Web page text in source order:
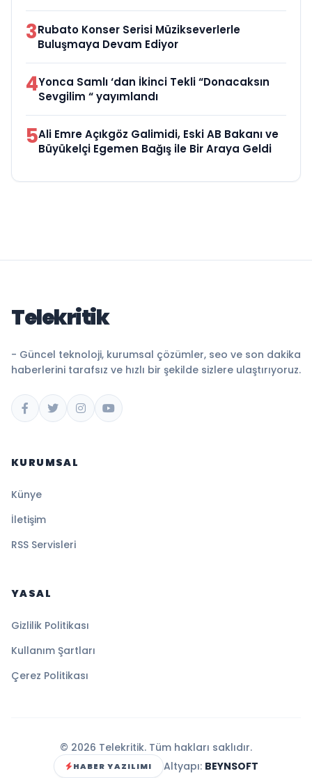
3Rubato Konser Serisi Müzikseverlerle
Buluşmaya Devam Ediyor
4Yonca Samlı ‘dan İkinci Tekli “Donacaksın
Sevgilim “ yayımlandı
5Ali Emre Açıkgöz Galimidi, Eski AB Bakanı ve
Büyükelçi Egemen Bağış ile Bir Araya Geldi
Telekritik
- Güncel teknoloji, kurumsal çözümler, seo ve son dakika
haberlerini tarafsız ve hızlı bir şekilde sizlere ulaştırıyoruz.
KURUMSAL
Künye
İletişim
RSS Servisleri
YASAL
Gizlilik Politikası
Kullanım Şartları
Çerez Politikası
© 2026 Telekritik. Tüm hakları saklıdır.
HABER YAZILIMI Altyapı: BEYNSOFT